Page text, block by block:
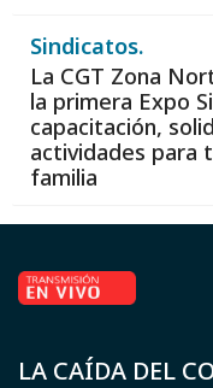
Sindicatos.
La CGT Zona
la primera Expo
capacitación,
actividades para
familia
LA CAÍDA DEL